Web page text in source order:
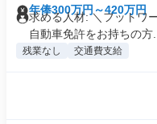
年俸300万円～420万円
求める人材: ＼フットワ
自動車免許をお持ちの方...
残業なし 交通費支給